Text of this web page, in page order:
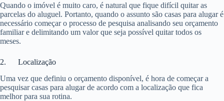
Quando o imóvel é muito caro, é natural que fique difícil quitar as
parcelas do aluguel. Portanto, quando o assunto são casas para alugar é
necessário começar o processo de pesquisa analisando seu orçamento
familiar e delimitando um valor que seja possível quitar todos os
meses.
2. Localização
Uma vez que definiu o orçamento disponível, é hora de começar a
pesquisar casas para alugar de acordo com a localização que fica
melhor para sua rotina.